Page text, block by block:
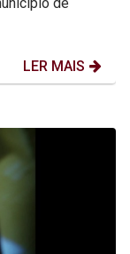
LER MAIS